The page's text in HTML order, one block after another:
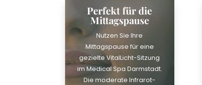
Perfekt für die
Mittagspause
Nutzen Sie Ihre
Mittagspause für eine
gezielte VitalLicht-Sitzung
im Medical Spa Darmstadt.
Die moderate Infrarot-